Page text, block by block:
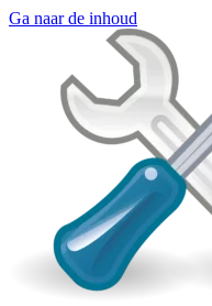
Ga naar de inhoud